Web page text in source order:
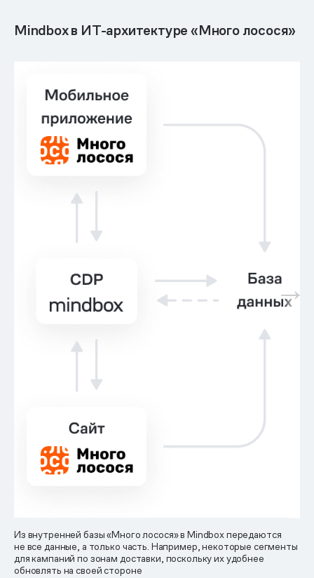
Mindbox в ИТ-архитектуре «Много лосося»
Из внутренней базы «Много лосося» в Mindbox передаются
не все данные, а только часть. Например, некоторые сегменты
для кампаний по зонам доставки, поскольку их удобнее
обновлять на своей стороне